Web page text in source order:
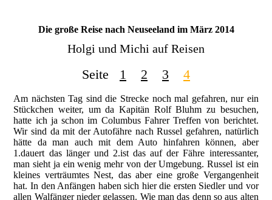
Die große Reise nach Neuseeland im März 2014
Holgi und Michi auf Reisen
Seite 1 2 3 4
Am nächsten Tag sind die Strecke noch mal gefahren, nur ein
Stückchen weiter, um da Kapitän Rolf Bluhm zu besuchen,
hatte ich ja schon im Columbus Fahrer Treffen von berichtet.
Wir sind da mit der Autofähre nach Russel gefahren, natürlich
hätte da man auch mit dem Auto hinfahren können, aber
1.dauert das länger und 2.ist das auf der Fähre interessanter,
man sieht ja ein wenig mehr von der Umgebung. Russel ist ein
kleines verträumtes Nest, das aber eine große Vergangenheit
hat. In den Anfängen haben sich hier die ersten Siedler und vor
allen Walfänger nieder gelassen. Wie man das denn so aus alten